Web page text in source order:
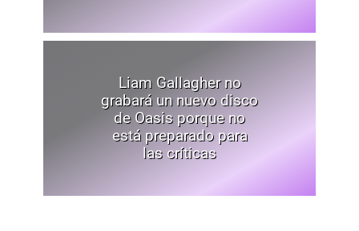
Liam Gallagher no
grabará un nuevo disco
de Oasis porque no
está preparado para
las críticas